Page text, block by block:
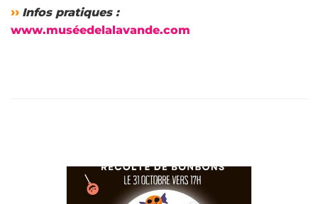
›› Infos pratiques :
www.muséedelalavande.com